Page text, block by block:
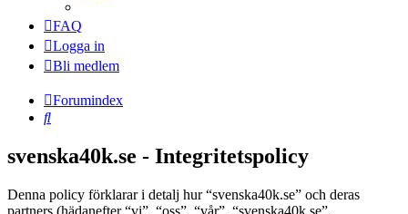
FAQ
Logga in
Bli medlem
Forumindex
Sök
svenska40k.se - Integritetspolicy
Denna policy förklarar i detalj hur “svenska40k.se” och deras